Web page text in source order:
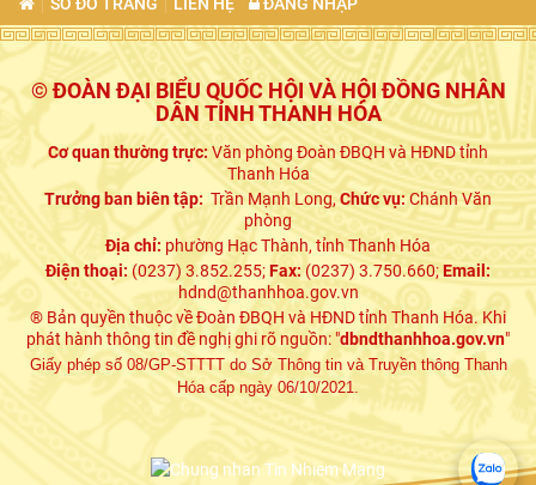
© ĐOÀN ĐẠI BIỂU QUỐC HỘI VÀ HỘI ĐỒNG NHÂN
DÂN TỈNH THANH HÓA
Cơ quan thường trực:Văn phòng Đoàn ĐBQH và HĐND tỉnh
Thanh Hóa
Trưởng ban biên tập: Trần Mạnh Long,Chức vụ:Chánh Văn
phòng
Địa chỉ: phường Hạc Thành, tỉnh Thanh Hóa
Điện thoại: (0237) 3.852.255;Fax:(0237) 3.750.660;Email:
hdnd@thanhhoa.gov.vn
® Bản quyền thuộc về Đoàn ĐBQH và HĐND tỉnh Thanh Hóa. Khi
phát hành thông tin đề nghị ghi rõ nguồn: "dbndthanhhoa.gov.vn"
Giấy phép số 08/GP-STTTT do Sở Thông tin và Truyền thông Thanh
Hóa cấp ngày 06/10/2021.